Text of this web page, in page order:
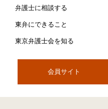
弁護士に相談する
東弁にできること
東京弁護士会を知る
会員サイト